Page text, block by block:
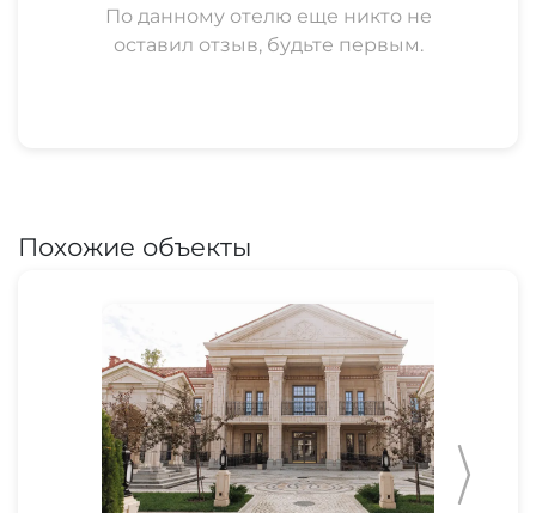
По данному отелю еще никто не
оставил отзыв, будьте первым.
Похожие объекты